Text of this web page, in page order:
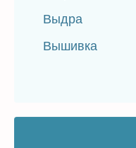
Выдра
Вышивка